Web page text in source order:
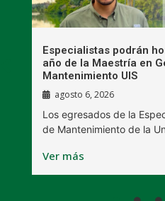
Especialistas podrán
año de la Maestría en
Mantenimiento UIS
agosto 6, 2026
Los egresados de la
de Mantenimiento de la
Ver más